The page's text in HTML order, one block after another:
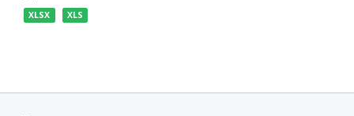
XLSX XLS